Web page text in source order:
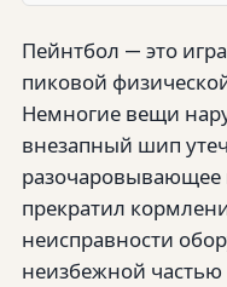
Пейнтбол — это
пиковой
Немногие вещи
внезапный шип
разочаровывающее
прекратил
неисправности
неизбежной частью